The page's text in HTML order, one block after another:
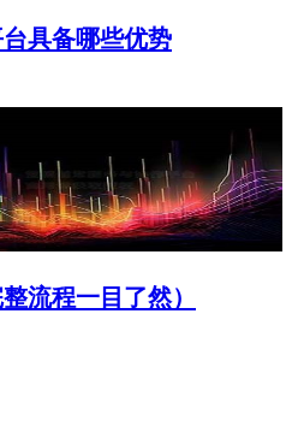
具备哪些优势
流程一目了然）